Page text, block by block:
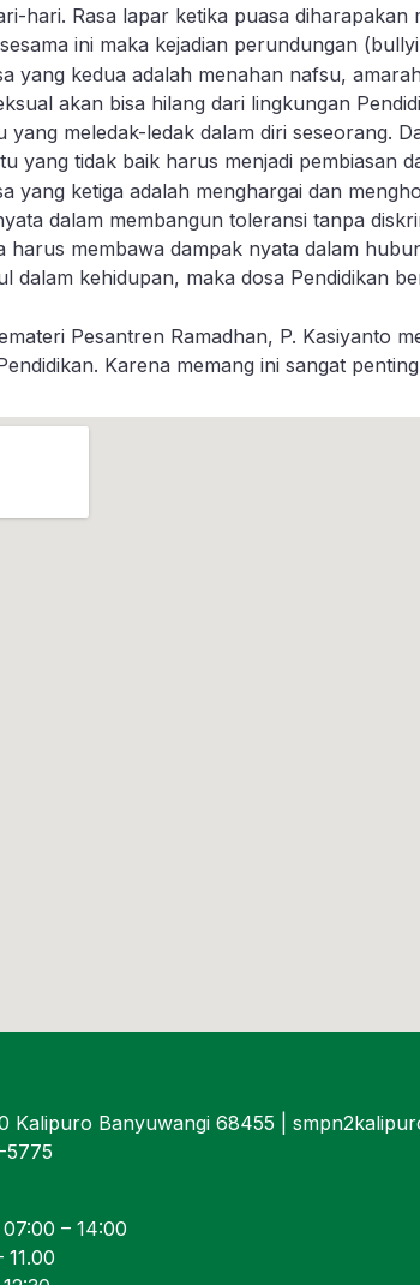
hari. Rasa lapar ketika puasa
ini maka kejadian perundungan
yang kedua adalah menahan nafsu,
akan bisa hilang dari lingkungan
yang meledak-ledak dalam diri seseorang.
yang tidak baik harus menjadi pembiasan
yang ketiga adalah menghargai dan
dalam membangun toleransi tanpa
harus membawa dampak nyata dalam
dalam kehidupan, maka dosa Pendidikan
Pesantren Ramadhan, P. Kasiyanto
Karena memang ini sangat
Kalipuro Banyuwangi 68455 |
5775
– 14:00
11.00